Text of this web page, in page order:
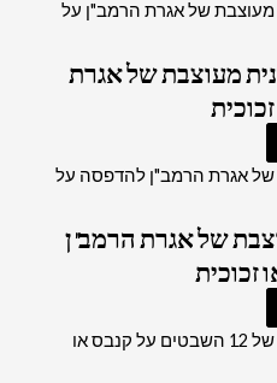
מעוצבת של אגרת
של אגרת הרמב"ן